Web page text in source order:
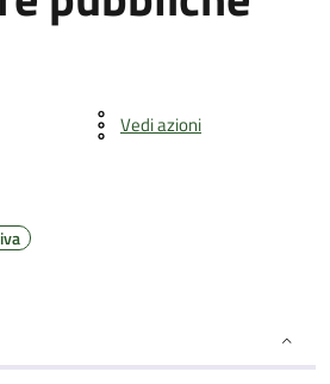
Vedi azioni